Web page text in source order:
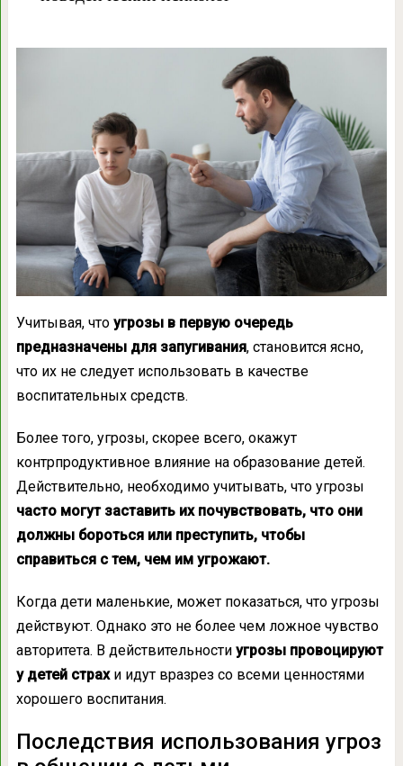
Учитывая, что угрозы в первую очередь
предназначены для запугивания, становится ясно,
что их не следует использовать в качестве
воспитательных средств.
Более того, угрозы, скорее всего, окажут
контрпродуктивное влияние на образование детей.
Действительно, необходимо учитывать, что угрозы
часто могут заставить их почувствовать, что они
должны бороться или преступить, чтобы
справиться с тем, чем им угрожают.
Когда дети маленькие, может показаться, что угрозы
действуют. Однако это не более чем ложное чувство
авторитета. В действительности угрозы провоцируют
у детей страхи идут вразрез со всеми ценностями
хорошего воспитания.
Последствия использования угроз